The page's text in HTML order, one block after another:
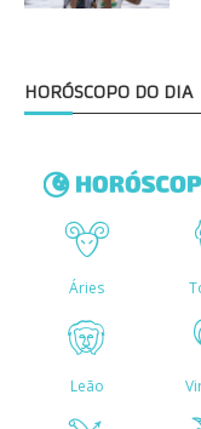
HORÓSCOPO DO DIA